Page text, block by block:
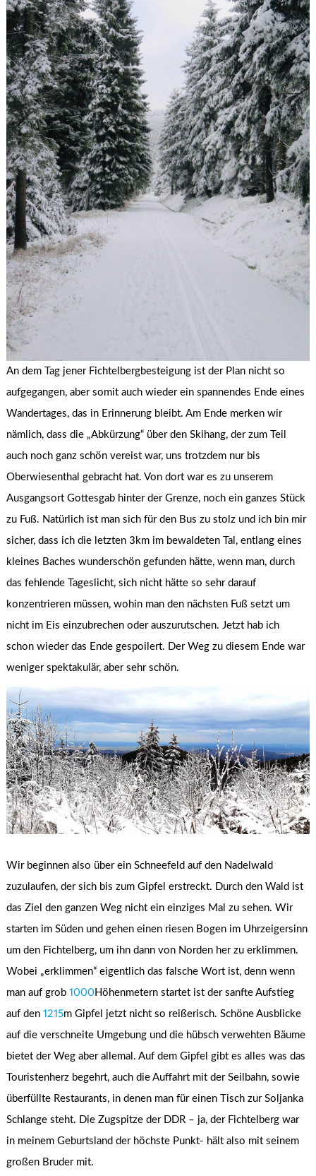
An dem Tag jener Fichtelbergbesteigung ist der Plan nicht so
aufgegangen, aber somit auch wieder ein spannendes Ende eines
Wandertages, das in Erinnerung bleibt. Am Ende merken wir
nämlich, dass die „Abkürzung“ über den Skihang, der zum Teil
auch noch ganz schön vereist war, uns trotzdem nur bis
Oberwiesenthal gebracht hat. Von dort war es zu unserem
Ausgangsort Gottesgab hinter der Grenze, noch ein ganzes Stück
zu Fuß. Natürlich ist man sich für den Bus zu stolz und ich bin mir
sicher, dass ich die letzten 3km im bewaldeten Tal, entlang eines
kleines Baches wunderschön gefunden hätte, wenn man, durch
das fehlende Tageslicht, sich nicht hätte so sehr darauf
konzentrieren müssen, wohin man den nächsten Fuß setzt um
nicht im Eis einzubrechen oder auszurutschen. Jetzt hab ich
schon wieder das Ende gespoilert. Der Weg zu diesem Ende war
weniger spektakulär, aber sehr schön.
Wir beginnen also über ein Schneefeld auf den Nadelwald
zuzulaufen, der sich bis zum Gipfel erstreckt. Durch den Wald ist
das Ziel den ganzen Weg nicht ein einziges Mal zu sehen. Wir
starten im Süden und gehen einen riesen Bogen im Uhrzeigersinn
um den Fichtelberg, um ihn dann von Norden her zu erklimmen.
Wobei „erklimmen“ eigentlich das falsche Wort ist, denn wenn
man auf grob1000 Höhenmetern startet ist der sanfte Aufstieg
auf den1215m Gipfel jetzt nicht so reißerisch. Schöne Ausblicke
auf die verschneite Umgebung und die hübsch verwehten Bäume
bietet der Weg aber allemal. Auf dem Gipfel gibt es alles was das
Touristenherz begehrt, auch die Auffahrt mit der Seilbahn, sowie
überfüllte Restaurants, in denen man für einen Tisch zur Soljanka
Schlange steht. Die Zugspitze der DDR – ja, der Fichtelberg war
in meinem Geburtsland der höchste Punkt- hält also mit seinem
großen Bruder mit.